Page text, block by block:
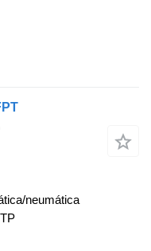
neumática